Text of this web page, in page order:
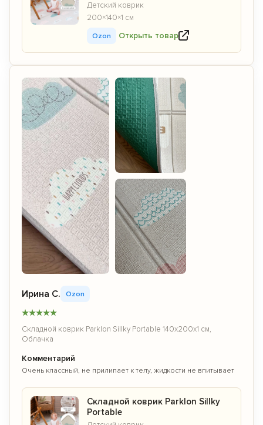
Детский коврик
200×140×1 см
Ozon Открыть товар
Ирина С. Ozon
★★★★★
Складной коврик Parklon Sillky Portable 140x200x1 см,
Облачка
Комментарий
Очень классный, не прилипает к телу, жидкости не впитывает
Складной коврик Parklon Sillky
Portable